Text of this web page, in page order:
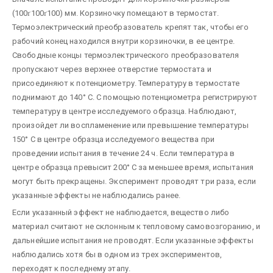
(100ґ100ґ100) мм. Корзиночку помещают в термостат.
Термоэлектрический преобразователь крепят так, чтобы его
рабочий конец находился внутри корзиночки, в ее центре.
Свободные концы термоэлектрического преобразователя
пропускают через верхнее отверстие термостата и
присоединяют к потенциометру. Температуру в термостате
поднимают до 140° С. С помощью потенциометра регистрируют
температуру в центре исследуемого образца. Наблюдают,
произойдет ли воспламенение или превышение температуры
150° С в центре образца исследуемого вещества при
проведении испытания в течение 24 ч. Если температура в
центре образца превысит 200° С за меньшее время, испытания
могут быть прекращены. Эксперимент проводят три раза, если
указанные эффекты не наблюдались ранее.
Если указанный эффект не наблюдается, вещество либо
материал считают не склонным к тепловому самовозгоранию, и
дальнейшие испытания не проводят. Если указанные эффекты
наблюдались хотя бы в одном из трех экспериментов,
переходят к последнему этапу.